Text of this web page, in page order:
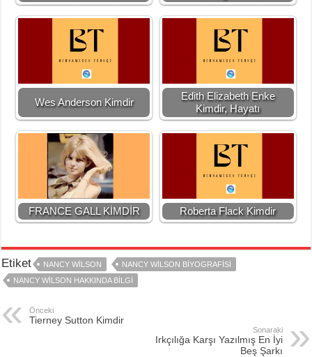
Wes Anderson Kimdir
Edith Elizabeth Enke
Kimdir, Hayatı
FRANCE GALL KİMDİR Roberta Flack Kimdir
Etiket NANCY WILSON
NANCY WILSON BIYOGRAFISI
NANCY WILSON HAKKINDA BILGI
Önceki
Tierney Sutton Kimdir
Sonaraki
Irkçılığa Karşı Yazılmış En İyi
Beş Şarkı